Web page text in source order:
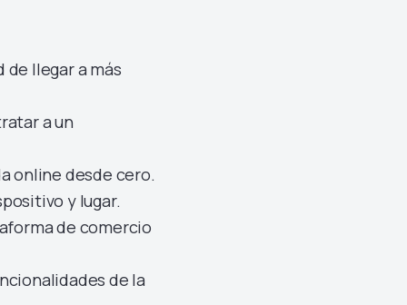
llegar a más
a un
online desde cero.
y lugar.
de comercio
de la